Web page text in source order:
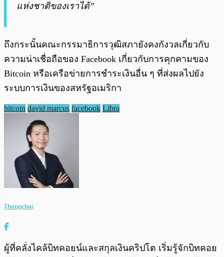
แห่งชาติของเราได้”
ถึงกระนั้นคณะกรรมาธิการวุฒิสภายังคงกังวลเกี่ยวกับ
ความน่าเชื่อถือของ Facebook เกี่ยวกับการคุกคามของ
Bitcoin หรือเครือข่ายการชำระเงินอื่น ๆ ที่ส่งผลไปยัง
ระบบการเงินของสหรัฐอเมริกา
bitcoin david marcus facebook Libra
Thongchai
ผู้ที่คลั่งไคล้บิทคอยน์และสกุลเงินคริปโต เริ่มรู้จักบิทคอย